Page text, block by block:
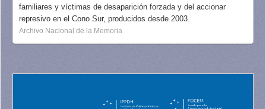
familiares y víctimas de desaparición forzada y del accionar
represivo en el Cono Sur, producidos desde 2003.
Archivo Nacional de la Memoria